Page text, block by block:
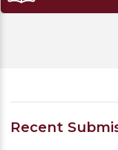
Recent